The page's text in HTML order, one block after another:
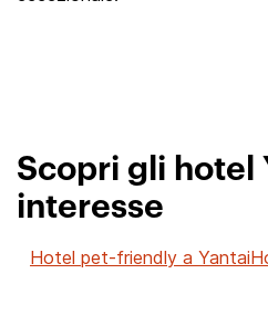
Scopri gli hotel
interesse
Hotel pet-friendly a Yantai